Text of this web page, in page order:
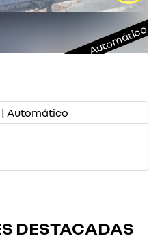
Automático
| Automático
DESTACADAS